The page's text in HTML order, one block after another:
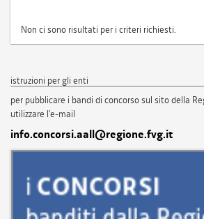
Non ci sono risultati per i criteri richiesti.
istruzioni per gli enti
per pubblicare i bandi di concorso sul sito della
utilizzare l'e-mail
info.concorsi.aall@regione.fvg.it